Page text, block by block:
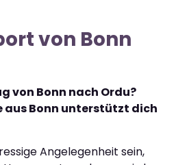
von Bonn
von Bonn nach Ordu?
aus Bonn unterstützt dich
Angelegenheit sein,